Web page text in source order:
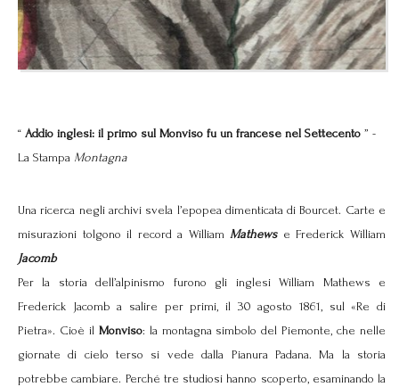
“ Addio inglesi: il primo sul Monviso fu un francese nel Settecento ” -
La Stampa Montagna
Una ricerca negli archivi svela l’epopea dimenticata di Bourcet. Carte e
misurazioni tolgono il record a WilliamMathewse Frederick William
Jacomb
Per la storia dell’alpinismo furono gli inglesi William Mathews e
Frederick Jacomb a salire per primi, il 30 agosto 1861, sul «Re di
Pietra». Cioè il Monviso: la montagna simbolo del Piemonte, che nelle
giornate di cielo terso si vede dalla Pianura Padana. Ma la storia
potrebbe cambiare. Perché tre studiosi hanno scoperto, esaminando la